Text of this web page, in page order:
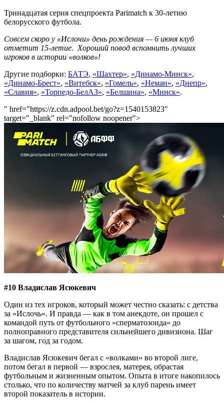
Тринадцатая серия спецпроекта Parimatch к 30-летию
белорусского футбола.
Совсем скоро у «Ислочи» день рождения — 6 июня клуб
отметит 15-летие. Хороший повод вспомнить лучших
игроков в истории «волков»!
Другие подборки: БАТЭ, «Шахтер», «Динамо-Минск»,
«Динамо-Брест», «Витебск», «Гомель», «Неман», «Днепр»,
«Славия», «Торпедо-БелАЗ», «Белшина», «Минск».
" href="https://z.cdn.adpool.bet/go?z=1540153823"
target="_blank" rel="nofollow noopener">
#10 Владислав Ясюкевич
Один из тех игроков, который может честно сказать: с детства
за »Ислочь«. И правда — как в том анекдоте, он прошел с
командой путь от футбольного »сперматозоида« до
полноправного представителя сильнейшего дивизиона. Шаг
за шагом, год за годом.
Владислав Ясюкевич бегал с »волками« во второй лиге,
потом бегал в первой — взрослея, матерея, обрастая
футбольным и жизненным опытом. Опыта в итоге накопилось
столько, что по количеству матчей за клуб парень имеет
второй показатель в истории.